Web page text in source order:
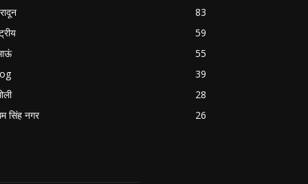
83
59
55
39
28
सिंह नगर
26